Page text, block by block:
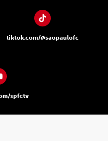
tiktok.com/@saopaulofc
spfctv